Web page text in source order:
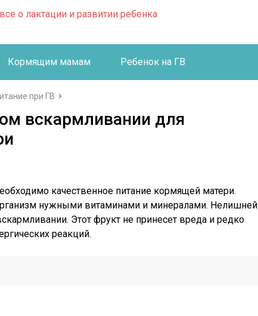
Кормящим мамам Ребенок на ГВ
при ГВ
вскармливании для
качественное питание кормящей матери.
нужными витаминами и минералами. Нелишней
Этот фрукт не принесет вреда и редко
реакций.